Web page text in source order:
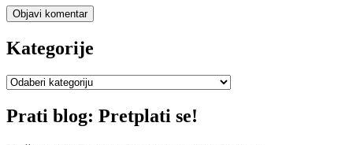
Kategorije
Kategorije
Prati blog: Pretplati se!